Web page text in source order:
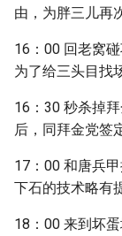
由，为胖三儿再
16：00 回老窝
为了给三头目找
16：30 秒杀掉
后，同拜金党签
17：00 和唐兵
下石的技术略有
18：00 来到坏